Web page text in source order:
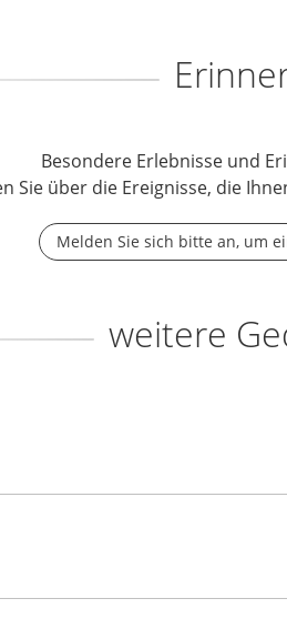
Besondere Erlebnisse und
Sie über die Ereignisse, die
Melden Sie sich bitte an, um
weitere